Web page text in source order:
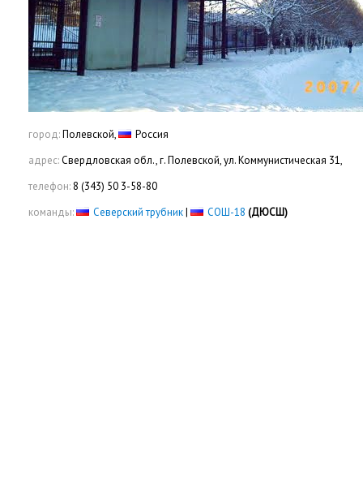
город:Полевской,
Россия
адрес:Свердловская обл., г. Полевской, ул. Коммунистическая 31,
телефон: 8 (343) 50 3-58-80
команды:
Северский трубник| СОШ-18 (ДЮСШ)